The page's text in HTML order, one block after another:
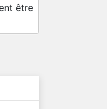
être